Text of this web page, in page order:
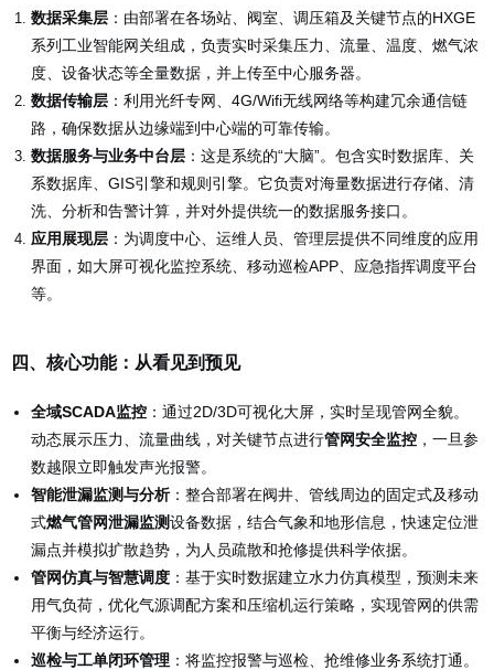
数据采集层 ：由部署在各场站、阀室、调压箱及关键节点的HXGE
系列工业智能网关组成，负责实时采集压力、流量、温度、燃气浓
度、设备状态等全量数据，并上传至中心服务器。
数据传输层 ：利用光纤专网、4G/Wifi无线网络等构建冗余通信链
路，确保数据从边缘端到中心端的可靠传输。
数据服务与业务中台层 ：这是系统的“大脑”。包含实时数据库、关
系数据库、GIS引擎和规则引擎。它负责对海量数据进行存储、清
洗、分析和告警计算，并对外提供统一的数据服务接口。
应用展现层 ：为调度中心、运维人员、管理层提供不同维度的应用
界面，如大屏可视化监控系统、移动巡检APP、应急指挥调度平台
等。
四、核心功能：从看见到预见
全域SCADA监控 ：通过2D/3D可视化大屏，实时呈现管网全貌。
动态展示压力、流量曲线，对关键节点进行管网安全监控 ，一旦参
数越限立即触发声光报警。
智能泄漏监测与分析：整合部署在阀井、管线周边的固定式及移动
式燃气管网泄漏监测设备数据，结合气象和地形信息，快速定位泄
漏点并模拟扩散趋势，为人员疏散和抢修提供科学依据。
管网仿真与智慧调度 ：基于实时数据建立水力仿真模型，预测未来
用气负荷，优化气源调配方案和压缩机运行策略，实现管网的供需
平衡与经济运行。
巡检与工单闭环管理 ：将监控报警与巡检、抢维修业务系统打通。